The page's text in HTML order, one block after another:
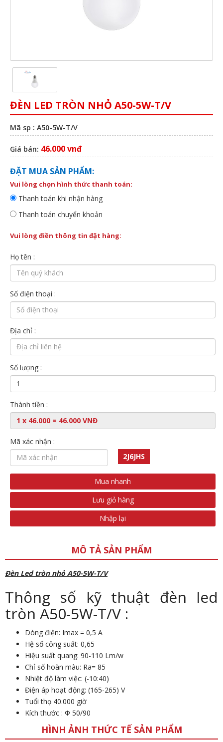
ĐÈN LED TRÒN NHỎ A50-5W-T/V
Mã sp : A50-5W-T/V
Giá bán: 46.000 vnđ
ĐẶT MUA SẢN PHẨM:
Vui lòng chọn hình thức thanh toán:
Thanh toán khi nhận hàng
Thanh toán chuyển khoản
Vui lòng điền thông tin đặt hàng:
Họ tên :
Số điện thoại :
Địa chỉ :
Số lượng :
Thành tiền :
Mã xác nhận :
2J6JHS
Mua nhanh
Lưu giỏ hàng
Nhập lại
MÔ TẢ SẢN PHẨM
Đèn Led tròn nhỏ A50-5W-T/V
Thông số kỹ thuật đèn led
tròn A50-5W-T/V :
Dòng điện: Imax = 0,5 A
Hệ số công suất: 0,65
Hiệu suất quang: 90-110 Lm/w
Chỉ số hoàn màu: Ra= 85
Nhiệt độ làm việc: (-10:40)
Điện áp hoạt động: (165-265) V
Tuổi thọ 40.000 giờ
Kích thước : Φ 50/90
HÌNH ẢNH THỨC TẾ SẢN PHẨM